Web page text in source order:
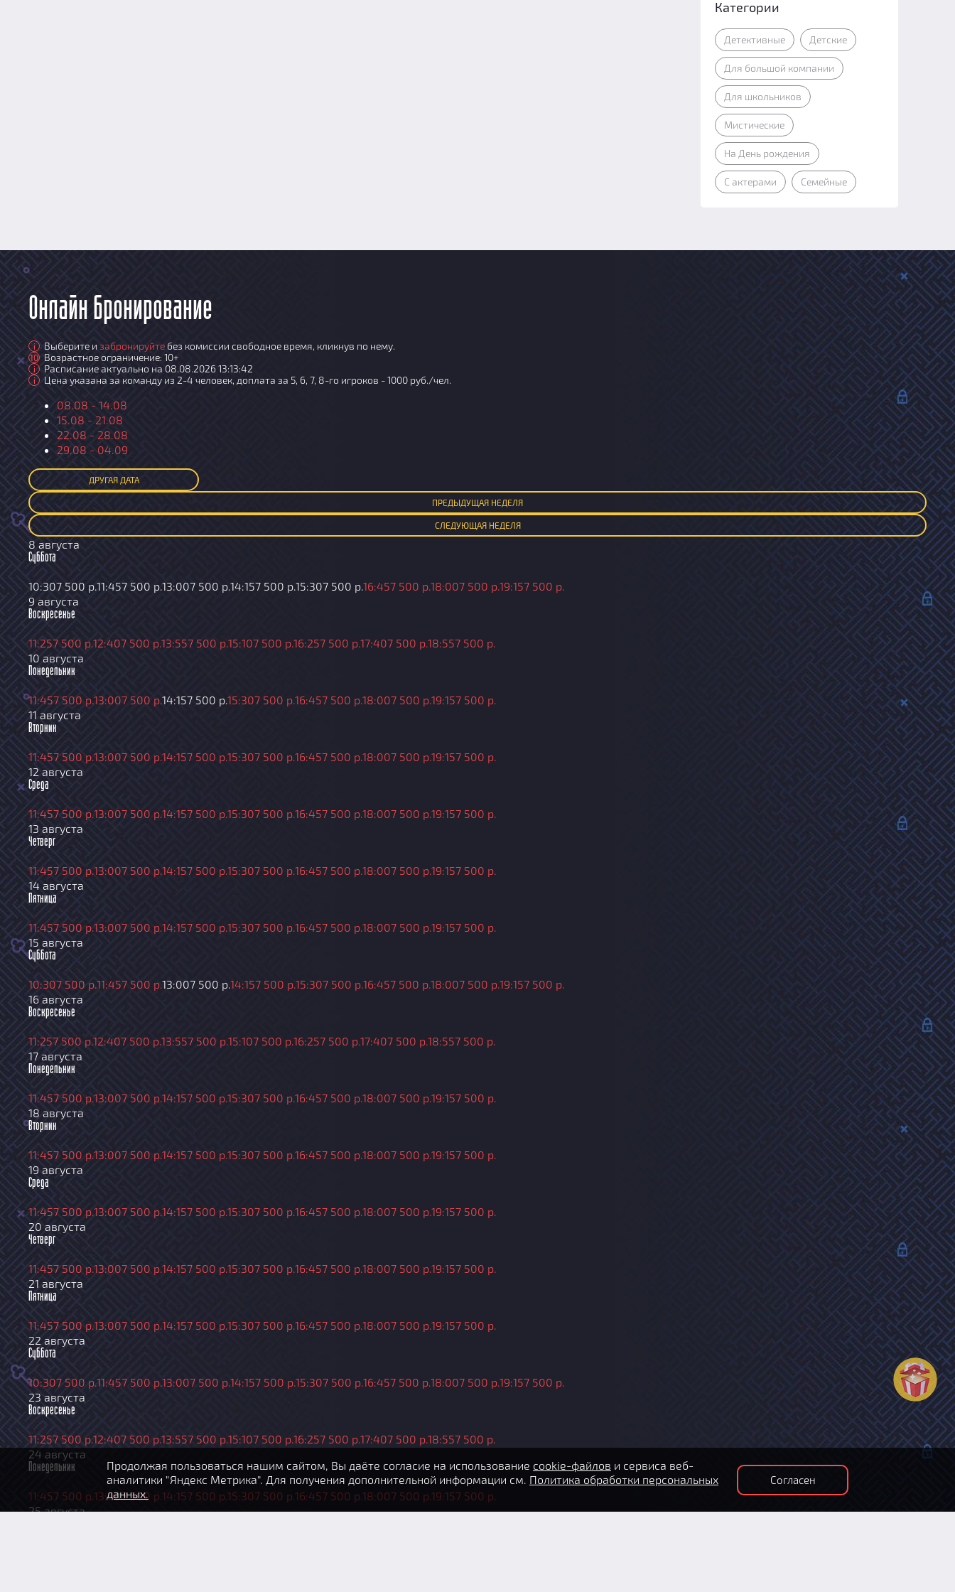
Категории
Детективные Детские
Для большой компании
Для школьников
Мистические
На День рождения
С актерами Семейные
Онлайн бронирование
i Выберите и забронируйте без комиссии свободное время, кликнув по нему.
10 Возрастное ограничение: 10+
i Расписание актуально на 08.08.2026 13:13:42
i Цена указана за команду из 2-4 человек, доплата за 5, 6, 7, 8-го игроков - 1000 руб./чел.
08.08 - 14.08
15.08 - 21.08
22.08 - 28.08
29.08 - 04.09
ДРУГАЯ ДАТА
ПРЕДЫДУЩАЯ НЕДЕЛЯ
СЛЕДУЮЩАЯНЕДЕЛЯ
8 августа
Суббота
10:307 500 р.11:457 500 р.13:007 500 р.14:157 500 р.15:307 500 р.16:457 500 р.18:007 500 р.19:157 500 р.
9 августа
Воскресенье
11:257 500 р.12:407 500 р.13:557 500 р.15:107 500 р.16:257 500 р.17:407 500 р.18:557 500 р.
10 августа
Понедельник
11:457 500 р.13:007 500 р.14:157 500 р.15:307 500 р.16:457 500 р.18:007 500 р.19:157 500 р.
11 августа
Вторник
11:457 500 р.13:007 500 р.14:157 500 р.15:307 500 р.16:457 500 р.18:007 500 р.19:157 500 р.
12 августа
Среда
11:457 500 р.13:007 500 р.14:157 500 р.15:307 500 р.16:457 500 р.18:007 500 р.19:157 500 р.
13 августа
Четверг
11:457 500 р.13:007 500 р.14:157 500 р.15:307 500 р.16:457 500 р.18:007 500 р.19:157 500 р.
14 августа
Пятница
11:457 500 р.13:007 500 р.14:157 500 р.15:307 500 р.16:457 500 р.18:007 500 р.19:157 500 р.
15 августа
Суббота
10:307 500 р.11:457 500 р.13:007 500 р.14:157 500 р.15:307 500 р.16:457 500 р.18:007 500 р.19:157 500 р.
16 августа
Воскресенье
11:257 500 р.12:407 500 р.13:557 500 р.15:107 500 р.16:257 500 р.17:407 500 р.18:557 500 р.
17 августа
Понедельник
11:457 500 р.13:007 500 р.14:157 500 р.15:307 500 р.16:457 500 р.18:007 500 р.19:157 500 р.
18 августа
Вторник
11:457 500 р.13:007 500 р.14:157 500 р.15:307 500 р.16:457 500 р.18:007 500 р.19:157 500 р.
19 августа
Среда
11:457 500 р.13:007 500 р.14:157 500 р.15:307 500 р.16:457 500 р.18:007 500 р.19:157 500 р.
20 августа
Четверг
11:457 500 р.13:007 500 р.14:157 500 р.15:307 500 р.16:457 500 р.18:007 500 р.19:157 500 р.
21 августа
Пятница
11:457 500 р.13:007 500 р.14:157 500 р.15:307 500 р.16:457 500 р.18:007 500 р.19:157 500 р.
22 августа
Суббота
10:307 500 р.11:457 500 р.13:007 500 р.14:157 500 р.15:307 500 р.16:457 500 р.18:007 500 р.19:157 500 р.
23 августа
Воскресенье
11:257 500 р.12:407 500 р.13:557 500 р.15:107 500 р.16:257 500 р.17:407 500 р.18:557 500 р.
24 августа
Понедельник
11:457 500 р.13:007 500 р.14:157 500 р.15:307 500 р.16:457 500 р.18:007 500 р.19:157 500 р.
25 августа
Продолжая пользоваться нашим сайтом, Вы даёте согласие на использование cookie-файлов и сервиса веб-
аналитики "Яндекс Метрика". Для получения дополнительной информации см. Политика обработки персональных
данных.
Согласен